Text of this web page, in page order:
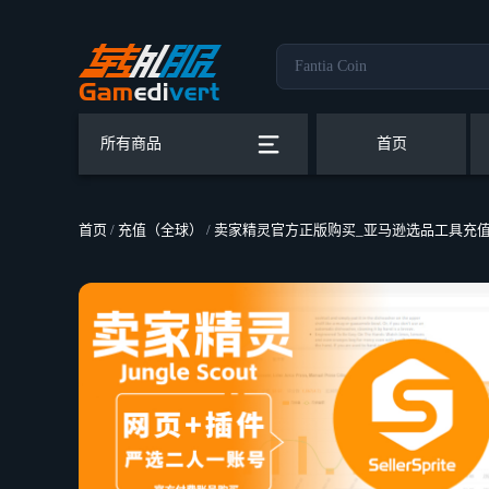
所有商品 首页
首页 / 充值（全球） / 卖家精灵官方正版购买_亚马逊选品工具充